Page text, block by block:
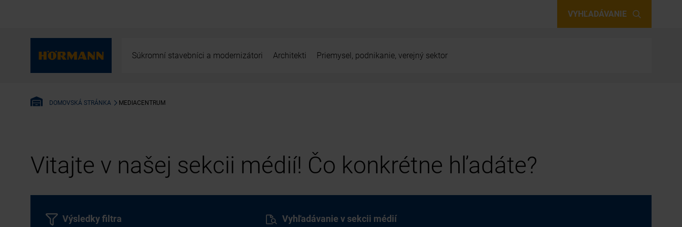
VYHĽADÁVANIE
Súkromní stavebníci a modernizátori Architekti Priemysel, podnikanie, verejný sektor
DOMOVSKÁ STRÁNKA MEDIACENTRUM
Vitajte v našej sekcii médií! Čo konkrétne hľadáte?
Vyhľadávanie v sekcii médií
Výsledky filtra